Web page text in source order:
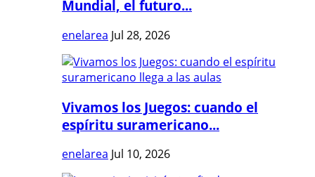
Mundial, el futuro...
enelarea Jul 28, 2026
Vivamos los Juegos: cuando el
espíritu suramericano...
enelarea Jul 10, 2026